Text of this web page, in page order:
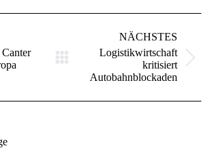
NÄCHSTES
Nächster
Beitrag:
Logistikwirtschaft
kritisiert
Autobahnblockaden